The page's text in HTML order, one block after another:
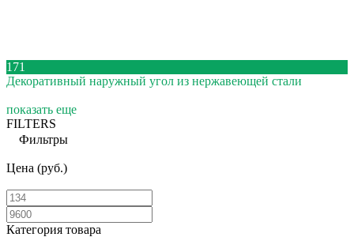
171
Декоративный наружный угол из нержавеющей стали
показать еще
FILTERS
Фильтры
Цена (руб.)
Категория товара